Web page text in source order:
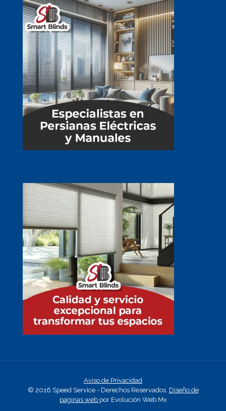
Aviso de Privacidad
© 2016 Speed Service - Derechos Reservados. Diseño de
paginas web por Evolución Web Mx